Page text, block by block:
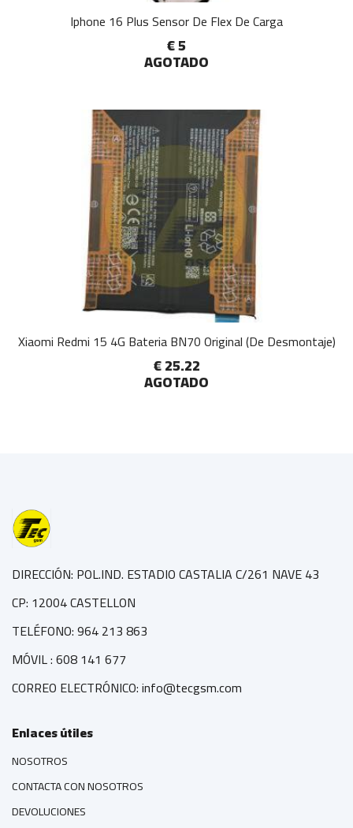
Iphone 16 Plus Sensor De Flex De Carga
€ 5
AGOTADO
Xiaomi Redmi 15 4G Bateria BN70 Original (De Desmontaje)
€ 25.22
AGOTADO
DIRECCIÓN: POL.IND. ESTADIO CASTALIA C/261 NAVE 43
CP: 12004 CASTELLON
TELÉFONO: 964 213 863
MÓVIL : 608 141 677
CORREO ELECTRÓNICO: info@tecgsm.com
Enlaces útiles
NOSOTROS
CONTACTA CON NOSOTROS
DEVOLUCIONES